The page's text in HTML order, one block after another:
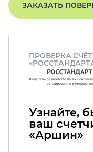
ЗАКАЗАТЬ
ПРОВЕРКА
Узнайте,
ваш
«Аршин»